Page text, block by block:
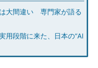
は大間違い 専門家が語る
用段階に来た、日本の“AI